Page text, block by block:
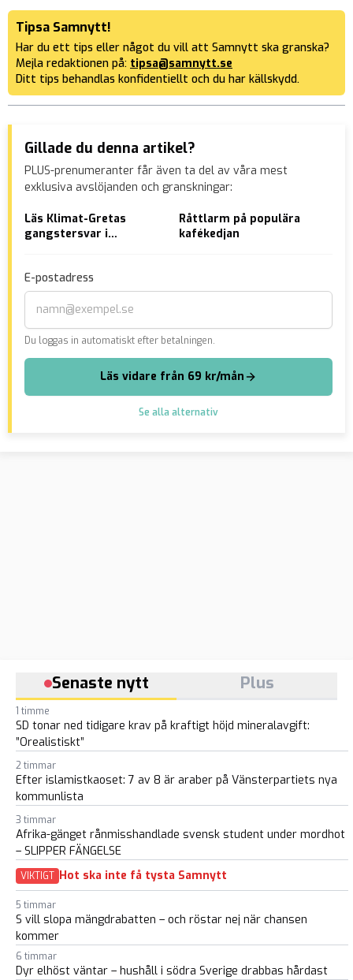
Tipsa Samnytt!
Har du ett tips eller något du vill att Samnytt ska granska?
Mejla redaktionen på: tipsa@samnytt.se
Ditt tips behandlas konfidentiellt och du har källskydd.
Gillade du denna artikel?
PLUS-prenumeranter får även ta del av våra mest
exklusiva avslöjanden och granskningar:
Läs Klimat-Gretas
gangstersvar i
Råttlarm på populära
kafékedjan
E-postadress
Du loggas in automatiskt efter betalningen.
Läs vidare från 69 kr/mån
Se alla alternativ
Senaste nytt Plus
1 timme
SD tonar ned tidigare krav på kraftigt höjd mineralavgift:
”Orealistiskt”
2 timmar
Efter islamistkaoset: 7 av 8 är araber på Vänsterpartiets nya
kommunlista
3 timmar
Afrika-gänget rånmisshandlade svensk student under mordhot
– SLIPPER FÄNGELSE
VIKTIGT Hot ska inte få tysta Samnytt
5 timmar
S vill slopa mängdrabatten – och röstar nej när chansen
kommer
6 timmar
Dyr elhöst väntar – hushåll i södra Sverige drabbas hårdast